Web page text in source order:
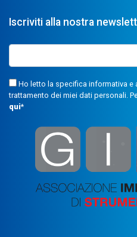
Iscriviti alla nostra
Ho letto la specifica informativa e
trattamento dei miei dati personali.
qui*